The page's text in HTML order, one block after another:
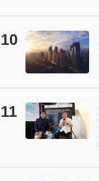
10
11